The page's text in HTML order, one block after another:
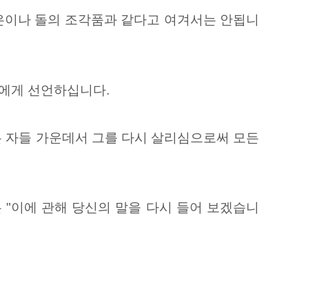
나 돌의 조각품과 같다고 여겨서는 안됩니
게 선언하십니다.
들 가운데서 그를 다시 살리심으로써 모든
에 관해 당신의 말을 다시 들어 보겠습니